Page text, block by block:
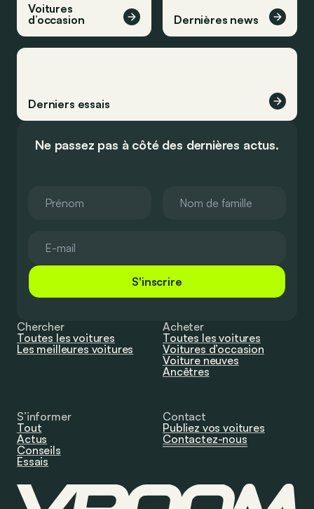
Voitures
d’occasion
Dernières news
Derniers essais
Ne passez pas à côté des dernières actus.
S'inscrire
Chercher
Toutes les voitures
Les meilleures voitures
Acheter
Toutes les voitures
Voitures d’occasion
Voiture neuves
Ancêtres
S’informer
Tout
Actus
Conseils
Essais
Contact
Publiez vos voitures
Contactez-nous